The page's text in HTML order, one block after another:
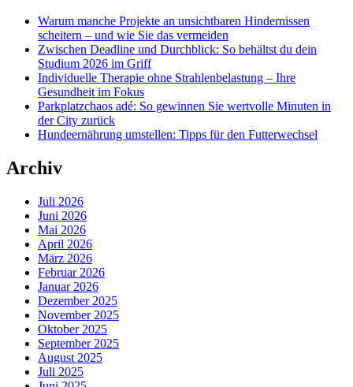
Warum manche Projekte an unsichtbaren Hindernissen
scheitern – und wie Sie das vermeiden
Zwischen Deadline und Durchblick: So behältst du dein
Studium 2026 im Griff
Individuelle Therapie ohne Strahlenbelastung – Ihre
Gesundheit im Fokus
Parkplatzchaos adé: So gewinnen Sie wertvolle Minuten in
der City zurück
Hundeernährung umstellen: Tipps für den Futterwechsel
Archiv
Juli 2026
Juni 2026
Mai 2026
April 2026
März 2026
Februar 2026
Januar 2026
Dezember 2025
November 2025
Oktober 2025
September 2025
August 2025
Juli 2025